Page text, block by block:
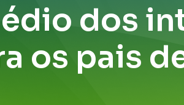
dos
os pais